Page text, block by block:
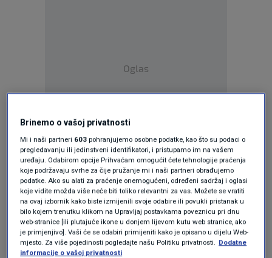
Oglas
KAKVO JE TVOJE MIŠLJENJE O OVOME?
Pridruži se raspravi ili pročitaj komentare
Budi prvi koji će ostaviti komentar
Brinemo o vašoj privatnosti
Mi i naši partneri 603 pohranjujemo osobne podatke, kao što su podaci o
pregledavanju ili jedinstveni identifikatori, i pristupamo im na vašem
uređaju. Odabirom opcije Prihvaćam omogućit ćete tehnologije praćenja
koje podržavaju svrhe za čije pružanje mi i naši partneri obrađujemo
podatke. Ako su alati za praćenje onemogućeni, određeni sadržaj i oglasi
koje vidite možda više neće biti toliko relevantni za vas. Možete se vratiti
na ovaj izbornik kako biste izmijenili svoje odabire ili povukli pristanak u
bilo kojem trenutku klikom na Upravljaj postavkama poveznicu pri dnu
web-stranice [ili plutajuće ikone u donjem lijevom kutu web stranice, ako
je primjenjivo]. Vaši će se odabiri primijeniti kako je opisano u dijelu Web-
mjesto. Za više pojedinosti pogledajte našu Politiku privatnosti. Dodatne
informacije o vašoj privatnosti